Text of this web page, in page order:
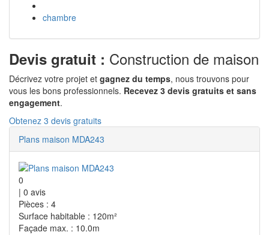
chambre
Devis gratuit : Construction de maison
Décrivez votre projet et gagnez du temps, nous trouvons pour
vous les bons professionnels. Recevez 3 devis gratuits et sans
engagement.
Obtenez 3 devis gratuits
Plans maison MDA243
0
| 0 avis
Pièces : 4
Surface habitable : 120m²
Façade max. : 10.0m